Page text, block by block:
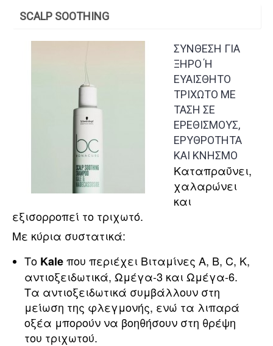
SCALP SOOTHING
ΣΥΝΘΕΣΗ ΓΙΑ
ΞΗΡΟ Ή
ΕΥΑΙΣΘΗΤΟ
ΤΡΙΧΩΤΟ ΜΕ
ΤΑΣΗ ΣΕ
ΕΡΕΘΙΣΜΟΥΣ,
ΕΡΥΘΡΟΤΗΤΑ
ΚΑΙ ΚΝΗΣΜΟ
Καταπραΰνει,
χαλαρώνει
και
εξισορροπεί το τριχωτό.
Με κύρια συστατικά:
Το Kaleπου περιέχει Βιταμίνες A, B, C, K,
αντιοξειδωτικά, Ωμέγα-3 και Ωμέγα-6.
Τα αντιοξειδωτικά συμβάλλουν στη
μείωση της φλεγμονής, ενώ τα λιπαρά
οξέα μπορούν να βοηθήσουν στη θρέψη
του τριχωτού.